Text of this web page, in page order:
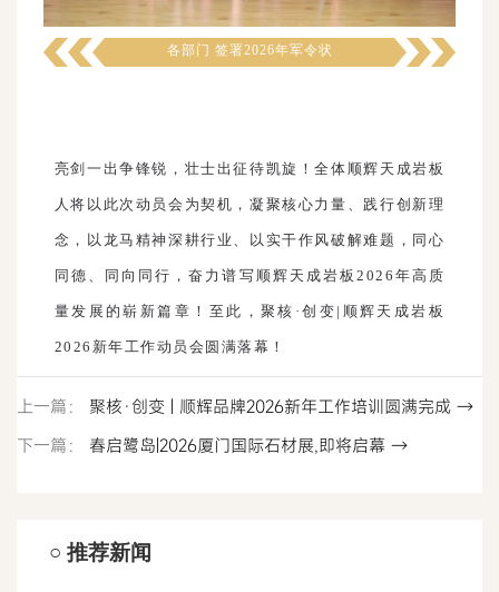
各部门 签署2026年军令状
亮剑一出争锋锐，壮士出征待凯旋！全体顺辉天成岩板
人将以此次动员会为契机，凝聚核心力量、践行创新理
念，以龙马精神深耕行业、以实干作风破解难题，同心
同德、同向同行，奋力谱写顺辉天成岩板2026年高质
量发展的崭新篇章！至此，聚核·创变|顺辉天成岩板
2026新年工作动员会圆满落幕！
上一篇：
聚核·创变 | 顺辉品牌2026新年工作培训圆满完成 →
下一篇：
春启鹭岛|2026厦门国际石材展,即将启幕 →
○ 推荐新闻